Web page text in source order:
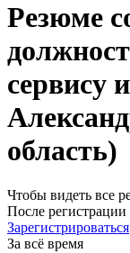
Резюме
сервису
область)
Чтобы видеть все
После
Зарегистрироваться
За всё время